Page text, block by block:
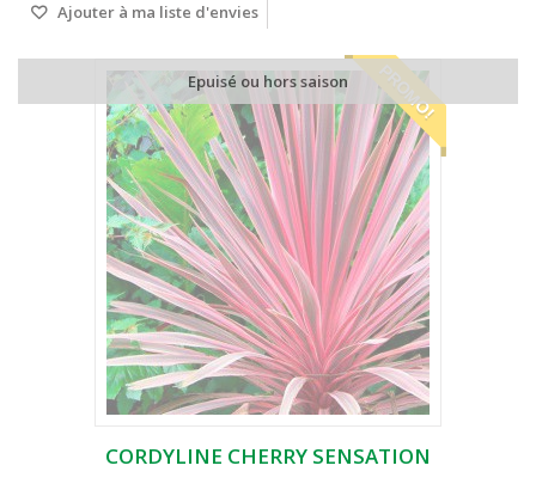
Ajouter à ma liste d'envies
Epuisé ou hors saison PROMO!
CORDYLINE CHERRY SENSATION